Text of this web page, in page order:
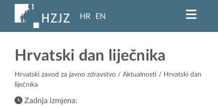
HR EN
Hrvatski dan liječnika
Hrvatski zavod za javno zdravstvo / Aktualnosti / Hrvatski dan
liječnika
Zadnja izmjena: